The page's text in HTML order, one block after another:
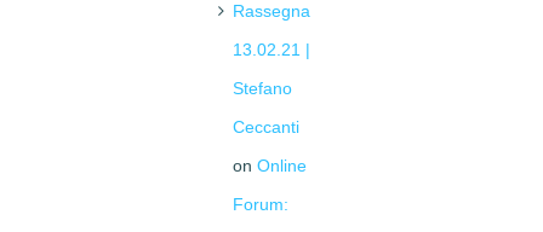
Rassegna
13.02.21 |
Stefano
Ceccanti
on Online
Forum: